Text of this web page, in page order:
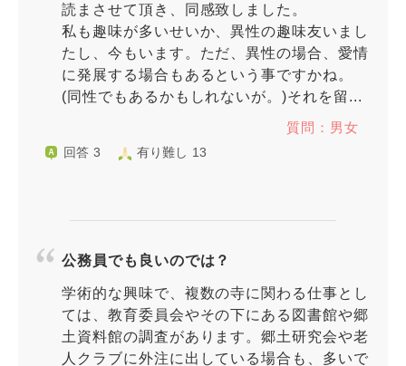
読まさせて頂き、同感致しました。
私も趣味が多いせいか、異性の趣味友いまし
たし、今もいます。ただ、異性の場合、愛情
に発展する場合もあるという事ですかね。
(同性でもあるかもしれないが。)それを留...
質問：男女
回答 3 有り難し 13
公務員でも良いのでは？
学術的な興味で、複数の寺に関わる仕事とし
ては、教育委員会やその下にある図書館や郷
土資料館の調査があります。郷土研究会や老
人クラブに外注に出している場合も、多いで